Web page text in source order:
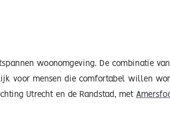
woonomgeving. De combinatie
voor mensen die comfortabel willen
Utrecht en de Randstad, met